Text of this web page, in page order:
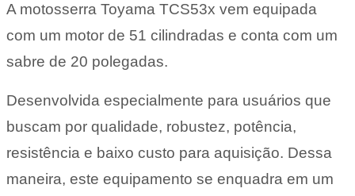
A motosserra Toyama TCS53x vem equipada
com um motor de 51 cilindradas e conta com um
sabre de 20 polegadas.
Desenvolvida especialmente para usuários que
buscam por qualidade, robustez, potência,
resistência e baixo custo para aquisição. Dessa
maneira, este equipamento se enquadra em um